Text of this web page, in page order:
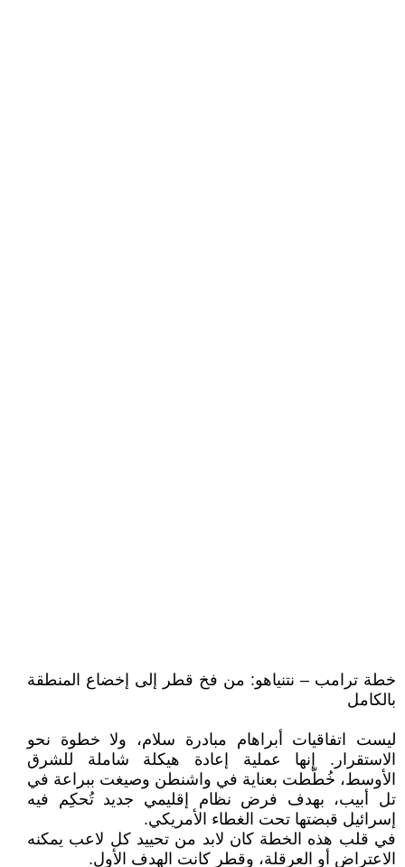
خطة ترامب – نتنياهو: من فخ قطر إلى إخضاع المنطقة
بالكامل
ليست اتفاقيات أبراهام مبادرة سلام، ولا خطوة نحو
الاستقرار. إنها عملية إعادة هيكلة شاملة للشرق
الأوسط، خُطّطت بعناية في واشنطن وصيغت ببراعة في
تل أبيب، بهدف فرض نظام إقليمي جديد تُحكِم فيه
إسرائيل قبضتها تحت الغطاء الأمريكي.
في قلب هذه الخطة كان لابد من تحييد كل لاعب يمكنه
الاعتراض أو العرقلة، وقطر كانت الهدف الأول.